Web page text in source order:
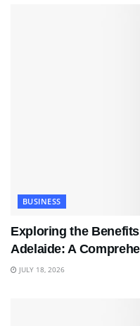
BUSINESS
Exploring the
Adelaide: A
JULY 18, 2026